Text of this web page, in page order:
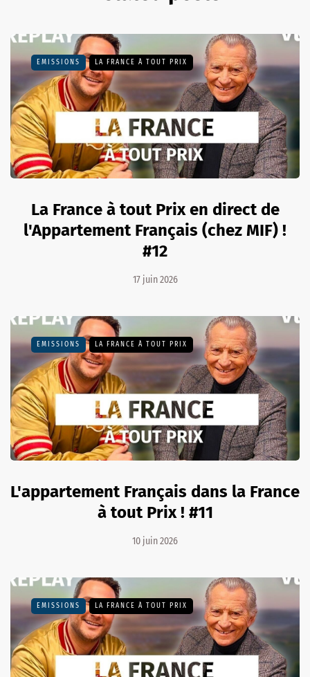
EMISSIONS LA FRANCE À TOUT PRIX
La France à tout Prix en direct de
l'Appartement Français (chez MIF) !
#12
17 juin 2026
EMISSIONS LA FRANCE À TOUT PRIX
L'appartement Français dans la France
à tout Prix ! #11
10 juin 2026
EMISSIONS LA FRANCE À TOUT PRIX